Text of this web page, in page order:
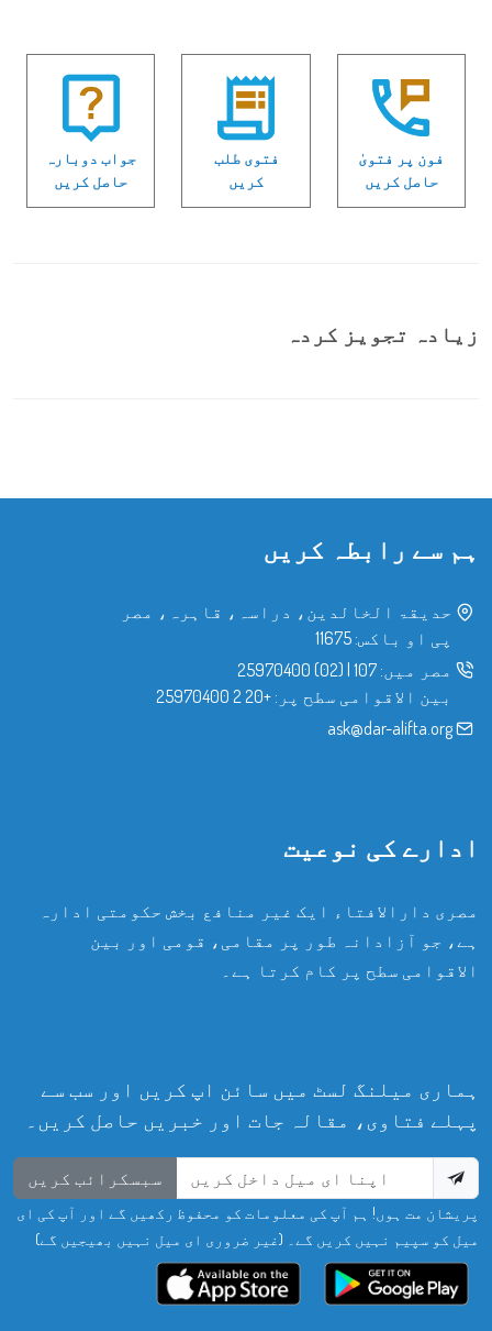
فون پر فتویٰ
حاصل کریں
فتوی طلب
کریں
جواب دوبارہ
حاصل کریں
زیادہ تجویز کردہ
ہم سے رابطہ کریں
حدیقۃ الخالدین، دراسہ، قاہرہ، مصر
پی او باکس: 11675
مصر میں: 107
|
(02) 25970400
بین الاقوامی سطح پر: +20 2 25970400
ask@dar-alifta.org
ادارے کی نوعیت
مصری دارالافتاء ایک غیر منافع بخش حکومتی ادارہ
ہے، جو آزادانہ طور پر مقامی، قومی اور بین
الاقوامی سطح پر کام کرتا ہے۔
ہماری میلنگ لسٹ میں سائن اپ کریں اور سب سے
پہلے فتاوی، مقالہ جات اور خبریں حاصل کریں۔
سبسکرائب کریں
پریشان مت ہوں! ہم آپ کی معلومات کو محفوظ رکھیں گے اور آپ کی ای
میل کو سپیم نہیں کریں گے۔ (غیر ضروری ای میل نہیں بھیجیں گے)